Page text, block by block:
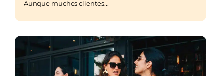
Aunque muchos clientes...